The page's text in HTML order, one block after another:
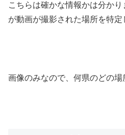
こちらは確かな情報かは分か
が動画が撮影された場所を特定
画像のみなので、何県のどの場